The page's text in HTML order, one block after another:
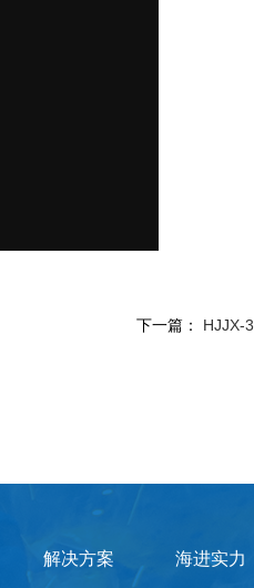
下一篇： HJJX-
解决方案 海进实力